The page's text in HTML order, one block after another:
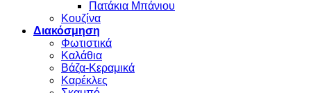
Πατάκια Μπάνιου
Κουζίνα
Διακόσμηση
Φωτιστικά
Καλάθια
Βάζα-Κεραμικά
Καρέκλες